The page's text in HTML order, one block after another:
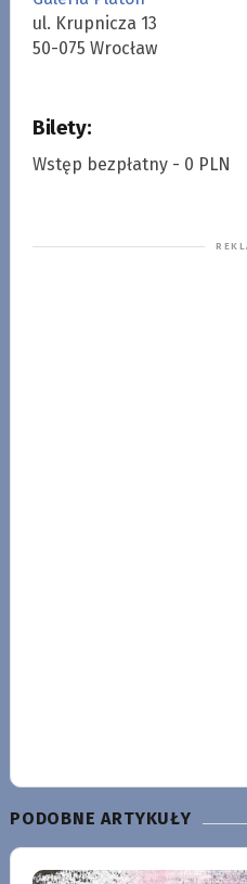
ul. Krupnicza 13
50-075 Wrocław
Bilety:
Wstęp bezpłatny - 0 PLN
PODOBNE ARTYKUŁY